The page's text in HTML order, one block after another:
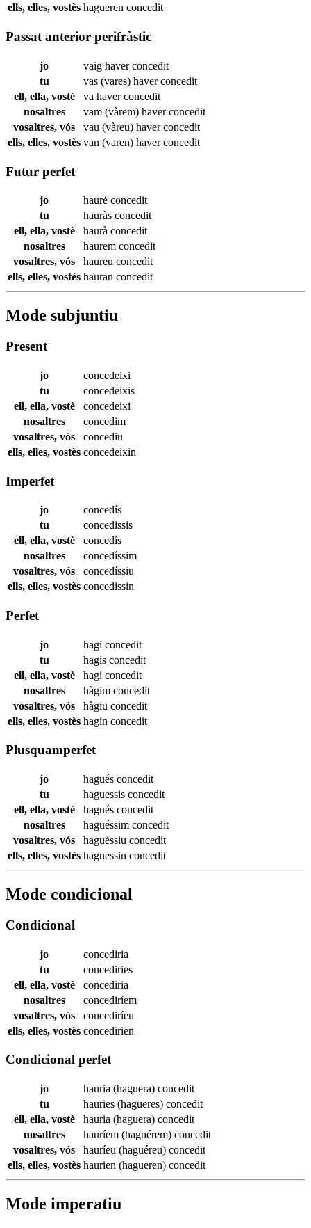
ells, elles, vostès hagueren concedit
Passat anterior perifràstic
jo vaig haverconcedit
tu
vas (vares) haverconcedit
ell, ella, vostè
va haverconcedit
nosaltres
vam (vàrem) haverconcedit
vosaltres, vós
vau (vàreu) haverconcedit
ells, elles, vostès van (varen) haverconcedit
Futur perfet
jo hauré concedit
tu
hauràs concedit
ell, ella, vostè
haurà concedit
nosaltres
haurem concedit
vosaltres, vós
haureu concedit
ells, elles, vostès hauran concedit
Mode subjuntiu
Present
jo
concedeixi
tu
concedeixis
ell, ella, vostè
concedeixi
nosaltres
concedim
vosaltres, vós
concediu
ells, elles, vostès concedeixin
Imperfet
jo
concedís
tu
concedissis
ell, ella, vostè
concedís
nosaltres
concedíssim
vosaltres, vós
concedíssiu
ells, elles, vostès concedissin
Perfet
jo hagi concedit
tu
hagis concedit
ell, ella, vostè
hagi concedit
nosaltres
hàgim concedit
vosaltres, vós
hàgiu concedit
ells, elles, vostès hagin concedit
Plusquamperfet
jo hagués concedit
tu
haguessis concedit
ell, ella, vostè
hagués concedit
nosaltres
haguéssim concedit
vosaltres, vós
haguéssiu concedit
ells, elles, vostès haguessin concedit
Mode condicional
Condicional
jo
concediria
tu
concediries
ell, ella, vostè
concediria
nosaltres
concediríem
vosaltres, vós
concediríeu
ells, elles, vostès concedirien
Condicional perfet
jo hauria (haguera) concedit
tu
hauries (hagueres) concedit
ell, ella, vostè
hauria (haguera) concedit
nosaltres
hauríem (haguérem) concedit
vosaltres, vós
hauríeu (haguéreu) concedit
ells, elles, vostès haurien (hagueren) concedit
Mode imperatiu